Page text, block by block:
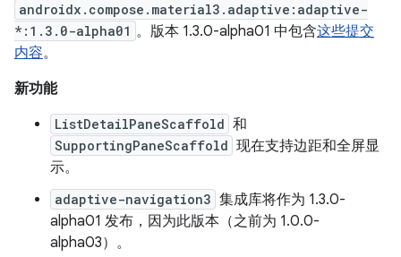
androidx.compose.material3.adaptive:adaptive-
*:1.3.0-alpha01 。版本 1.3.0-alpha01 中包含这些提交
内容。
新功能
ListDetailPaneScaffold 和
SupportingPaneScaffold 现在支持边距和全屏显
示。
adaptive-navigation3 集成库将作为 1.3.0-
alpha01 发布，因为此版本（之前为 1.0.0-
alpha03）。